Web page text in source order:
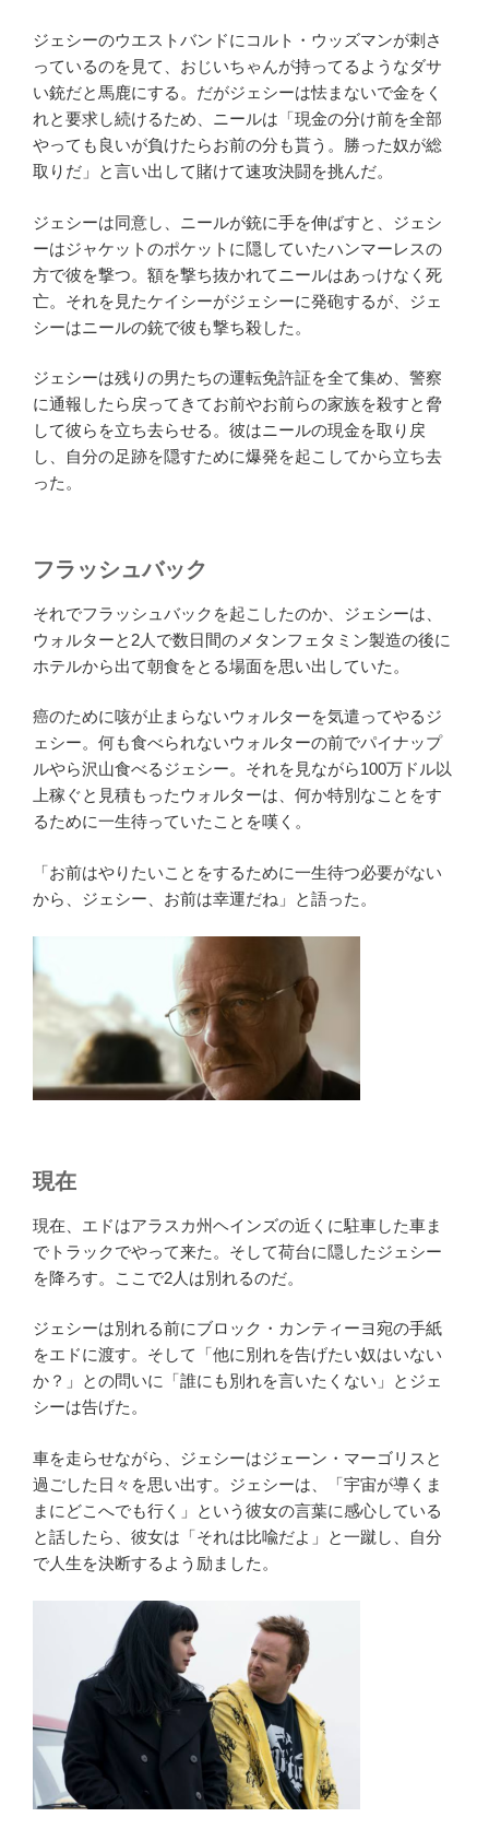
ジェシーのウエストバンドにコルト・ウッズマンが刺さ
っているのを見て、おじいちゃんが持ってるようなダサ
い銃だと馬鹿にする。だがジェシーは怯まないで金をく
れと要求し続けるため、ニールは「現金の分け前を全部
やっても良いが負けたらお前の分も貰う。勝った奴が総
取りだ」と言い出して賭けて速攻決闘を挑んだ。
ジェシーは同意し、ニールが銃に手を伸ばすと、ジェシ
ーはジャケットのポケットに隠していたハンマーレスの
方で彼を撃つ。額を撃ち抜かれてニールはあっけなく死
亡。それを見たケイシーがジェシーに発砲するが、ジェ
シーはニールの銃で彼も撃ち殺した。
ジェシーは残りの男たちの運転免許証を全て集め、警察
に通報したら戻ってきてお前やお前らの家族を殺すと脅
して彼らを立ち去らせる。彼はニールの現金を取り戻
し、自分の足跡を隠すために爆発を起こしてから立ち去
った。
フラッシュバック
それでフラッシュバックを起こしたのか、ジェシーは、
ウォルターと2人で数日間のメタンフェタミン製造の後に
ホテルから出て朝食をとる場面を思い出していた。
癌のために咳が止まらないウォルターを気遣ってやるジ
ェシー。何も食べられないウォルターの前でパイナップ
ルやら沢山食べるジェシー。それを見ながら100万ドル以
上稼ぐと見積もったウォルターは、何か特別なことをす
るために一生待っていたことを嘆く。
「お前はやりたいことをするために一生待つ必要がない
から、ジェシー、お前は幸運だね」と語った。
現在
現在、エドはアラスカ州ヘインズの近くに駐車した車ま
でトラックでやって来た。そして荷台に隠したジェシー
を降ろす。ここで2人は別れるのだ。
ジェシーは別れる前にブロック・カンティーヨ宛の手紙
をエドに渡す。そして「他に別れを告げたい奴はいない
か？」との問いに「誰にも別れを言いたくない」とジェ
シーは告げた。
車を走らせながら、ジェシーはジェーン・マーゴリスと
過ごした日々を思い出す。ジェシーは、「宇宙が導くま
まにどこへでも行く」という彼女の言葉に感心している
と話したら、彼女は「それは比喩だよ」と一蹴し、自分
で人生を決断するよう励ました。